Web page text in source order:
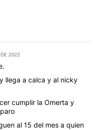
2022
llega a calca y al nicky
cumplir la Omerta y
al 15 del mes a quien